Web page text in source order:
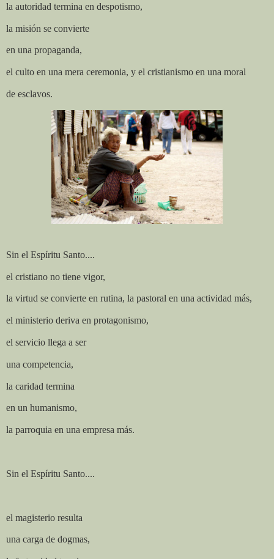
la autoridad termina en despotismo,
la misión se convierte
en una propaganda,
el culto en una mera ceremonia, y el cristianismo en una moral
de esclavos.
Sin el Espíritu Santo....
el cristiano no tiene vigor,
la virtud se convierte en rutina, la pastoral en una actividad más,
el ministerio deriva en protagonismo,
el servicio llega a ser
una competencia,
la caridad termina
en un humanismo,
la parroquia en una empresa más.
Sin el Espíritu Santo....
el magisterio resulta
una carga de dogmas,